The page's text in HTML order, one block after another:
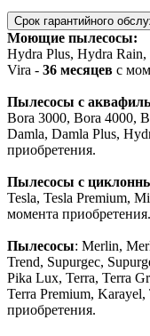
Срок гарантийного
Моющие пылесосы:
Hydra Plus, Hydra
Vira - 36 месяцев с
Пылесосы с
Bora 3000, Bora 4000,
Damla, Damla Plus,
приобретения.
Пылесосы с
Tesla, Tesla Premium,
момента приобретения.
Пылесосы: Merlin,
Trend, Supurgec,
Pika Lux, Terra, Terra
Terra Premium, Karayel,
приобретения.